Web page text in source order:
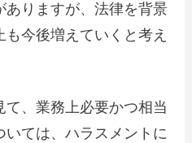
ありますが、法律を背景
今後増えていくと考え
、業務上必要かつ相当
いては、ハラスメントに